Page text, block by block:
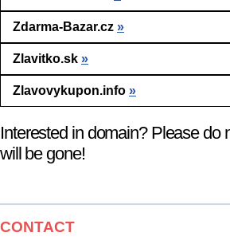
Zdarma-Bazar.cz »
Zlavitko.sk »
Zlavovykupon.info »
Interested in domain? Please do
will be gone!
CONTACT